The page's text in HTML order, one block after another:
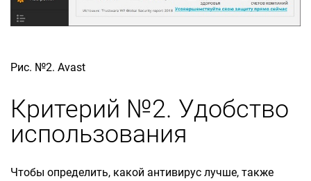
Рис. №2. Avast
Критерий №2. Удобство
использования
Чтобы определить, какой антивирус лучше, также